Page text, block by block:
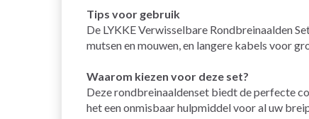
Tips voor gebruik
De LYKKE Verwisselbare Rondbreinaalden
mutsen en mouwen, en langere kabels voor
Waarom kiezen voor deze set?
Deze rondbreinaaldenset biedt de perfecte
het een onmisbaar hulpmiddel voor al uw